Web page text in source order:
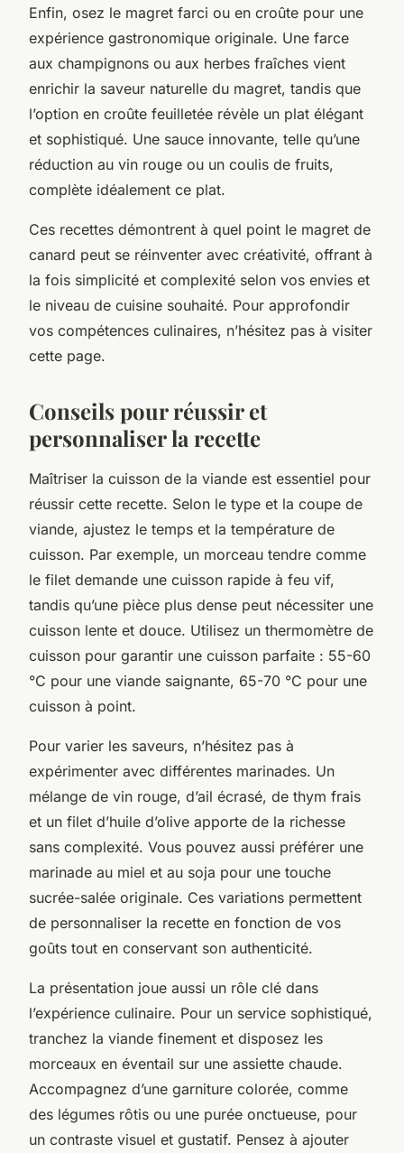
Enfin, osez le magret farci ou en croûte pour une
expérience gastronomique originale. Une farce
aux champignons ou aux herbes fraîches vient
enrichir la saveur naturelle du magret, tandis que
l’option en croûte feuilletée révèle un plat élégant
et sophistiqué. Une sauce innovante, telle qu’une
réduction au vin rouge ou un coulis de fruits,
complète idéalement ce plat.
Ces recettes démontrent à quel point le magret de
canard peut se réinventer avec créativité, offrant à
la fois simplicité et complexité selon vos envies et
le niveau de cuisine souhaité. Pour approfondir
vos compétences culinaires, n’hésitez pas à visiter
cette page.
Conseils pour réussir et
personnaliser la recette
Maîtriser la cuisson de la viande est essentiel pour
réussir cette recette. Selon le type et la coupe de
viande, ajustez le temps et la température de
cuisson. Par exemple, un morceau tendre comme
le filet demande une cuisson rapide à feu vif,
tandis qu’une pièce plus dense peut nécessiter une
cuisson lente et douce. Utilisez un thermomètre de
cuisson pour garantir une cuisson parfaite : 55-60
°C pour une viande saignante, 65-70 °C pour une
cuisson à point.
Pour varier les saveurs, n’hésitez pas à
expérimenter avec différentes marinades. Un
mélange de vin rouge, d’ail écrasé, de thym frais
et un filet d’huile d’olive apporte de la richesse
sans complexité. Vous pouvez aussi préférer une
marinade au miel et au soja pour une touche
sucrée-salée originale. Ces variations permettent
de personnaliser la recette en fonction de vos
goûts tout en conservant son authenticité.
La présentation joue aussi un rôle clé dans
l’expérience culinaire. Pour un service sophistiqué,
tranchez la viande finement et disposez les
morceaux en éventail sur une assiette chaude.
Accompagnez d’une garniture colorée, comme
des légumes rôtis ou une purée onctueuse, pour
un contraste visuel et gustatif. Pensez à ajouter